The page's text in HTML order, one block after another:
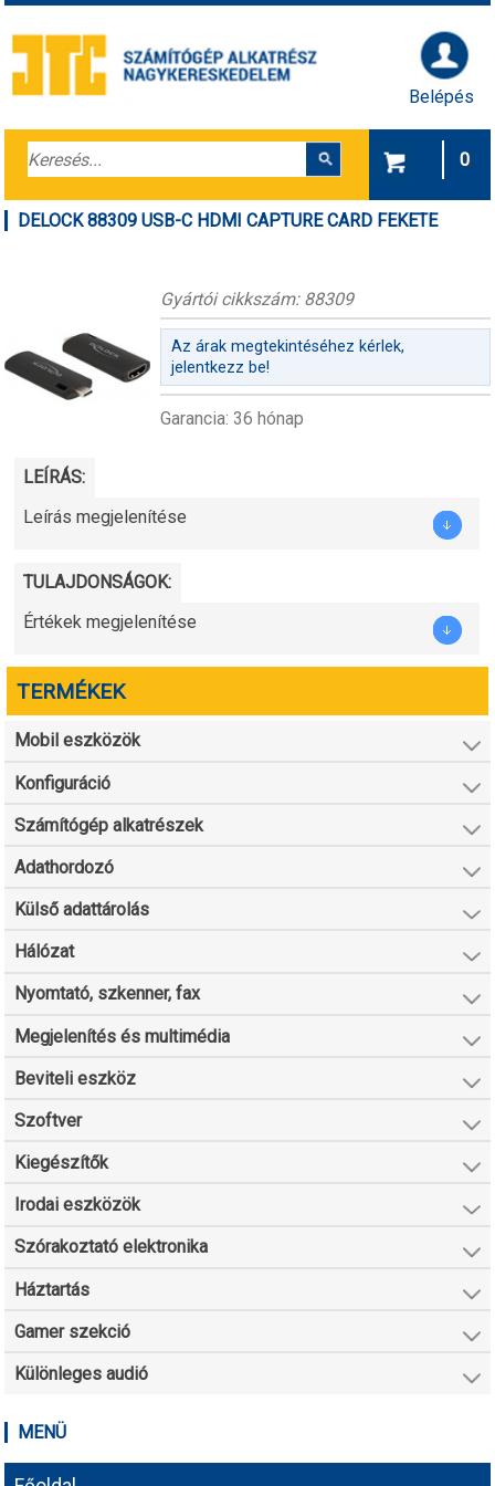
Belépés
0
DELOCK 88309 USB-C HDMI CAPTURE CARD FEKETE
Gyártói cikkszám: 88309
Az árak megtekintéséhez kérlek,
jelentkezz be!
Garancia: 36 hónap
LEÍRÁS:
Leírás megjelenítése
TULAJDONSÁGOK:
Értékek megjelenítése
TERMÉKEK
Mobil eszközök
Konfiguráció
Számítógép alkatrészek
Adathordozó
Külső adattárolás
Hálózat
Nyomtató, szkenner, fax
Megjelenítés és multimédia
Beviteli eszköz
Szoftver
Kiegészítők
Irodai eszközök
Szórakoztató elektronika
Háztartás
Gamer szekció
Különleges audió
MENÜ